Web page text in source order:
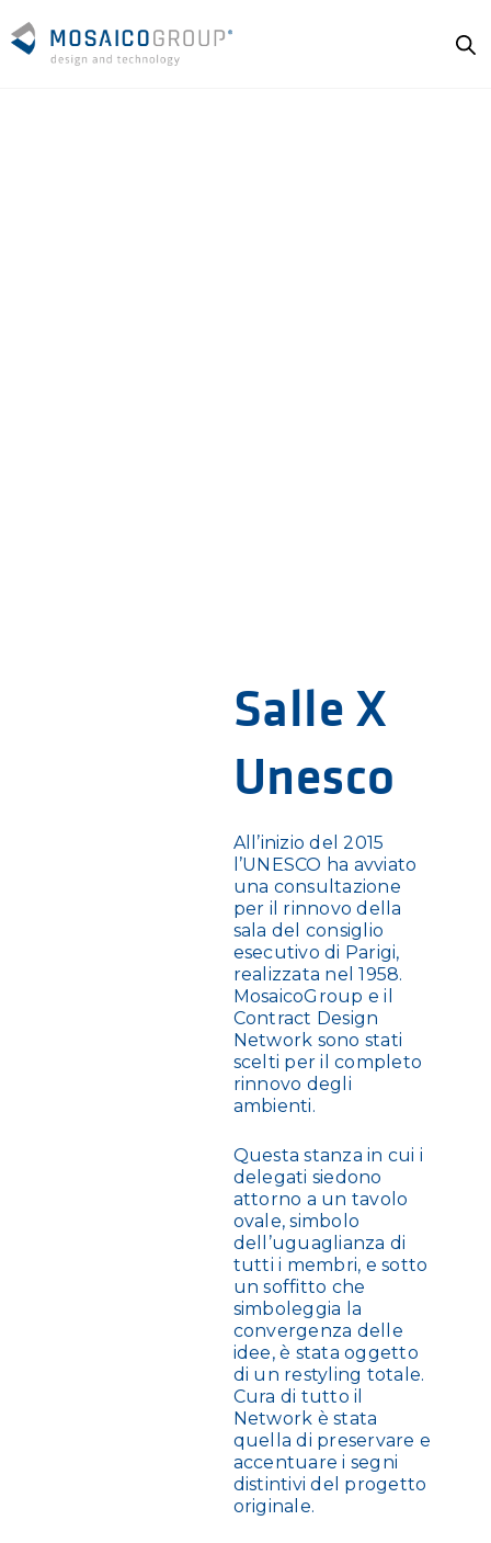
Salle X
Unesco
All’inizio del 2015
l’UNESCO ha avviato
una consultazione
per il rinnovo della
sala del consiglio
esecutivo di Parigi,
realizzata nel 1958.
MosaicoGroup e il
Contract Design
Network sono stati
scelti per il completo
rinnovo degli
ambienti.
Questa stanza in cui i
delegati siedono
attorno a un tavolo
ovale, simbolo
dell’uguaglianza di
tutti i membri, e sotto
un soffitto che
simboleggia la
convergenza delle
idee, è stata oggetto
di un restyling totale.
Cura di tutto il
Network è stata
quella di preservare e
accentuare i segni
distintivi del progetto
originale.